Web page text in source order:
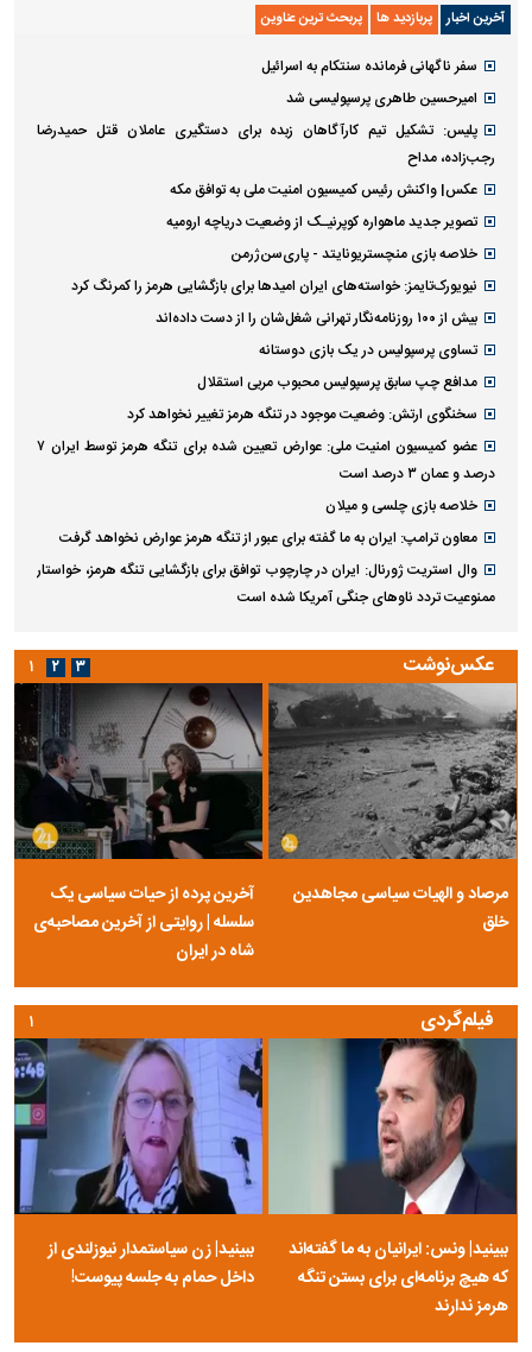
آخرین اخبار پربازدید ها پربحث ترین عناوین
سفر ناگهانی فرمانده سنتکام به اسرائیل
امیرحسین طاهری پرسپولیسی شد
پلیس: تشکیل تیم کارآگاهان زبده برای دستگیری عاملان قتل حمیدرضا
رجب‌زاده، مداح
عکس| واکنش رئیس کمیسیون امنیت ملی به توافق مکه
تصویر جدید ماهواره کوپرنیـک از وضعیت دریاچه ارومیه
خلاصه بازی منچستریونایتد - پاری‌سن‌ژرمن
نیویورک‌تایمز: خواسته‌های ایران امیدها برای بازگشایی هرمز را کمرنگ کرد
بیش از ۱۰۰ روزنامه‌نگار تهرانی شغل‌شان را از دست داده‌اند
تساوی پرسپولیس در یک بازی دوستانه
مدافع چپ سابق پرسپولیس محبوب مربی استقلال
سخنگوی ارتش: وضعیت موجود در تنگه هرمز تغییر نخواهد کرد
عضو کمیسیون امنیت ملی: عوارض تعیین شده برای تنگه هرمز توسط ایران ۷
درصد و عمان ۳ درصد است
خلاصه بازی چلسی و میلان
معاون ترامپ: ایران به ما گفته برای عبور از تنگه هرمز عوارض نخواهد گرفت
وال استریت ژورنال: ایران در چارچوب توافق برای بازگشایی تنگه هرمز، خواستار
ممنوعیت تردد ناو‌های جنگی آمریکا شده است
عکس‌نوشت
مرصاد و الهیات سیاسی مجاهدین
خلق
آخرین پرده از حیات سیاسی یک
سلسله | روایتی از آخرین مصاحبه‌ی
شاه در ایران
۱ ۲ ۳
فیلم‌گردی
ببینید| ونس: ایرانیان به ما گفته‌اند
که هیچ برنامه‌ای برای بستن تنگه
هرمز ندارند
ببینید| زن سیاستمدار نیوزلندی از
داخل حمام به جلسه پیوست!
۱